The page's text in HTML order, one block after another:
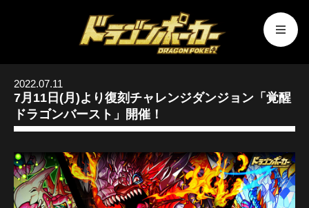
2022.07.11
7月11日(月)より復刻チャレンジダンジョン「覚醒
ドラゴンバースト」開催！